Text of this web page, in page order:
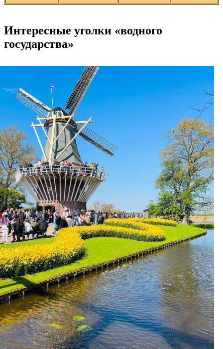
Интересные уголки «водного
государства»